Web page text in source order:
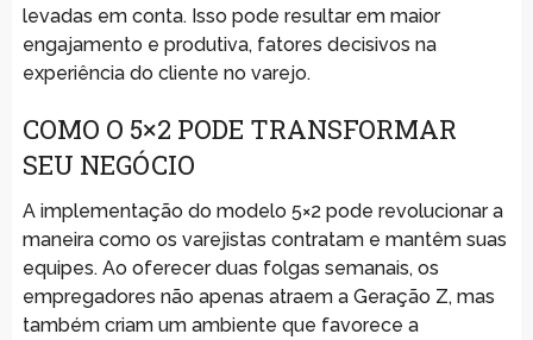
levadas em conta. Isso pode resultar em maior
engajamento e produtiva, fatores decisivos na
experiência do cliente no varejo.
COMO O 5×2 PODE TRANSFORMAR
SEU NEGÓCIO
A implementação do modelo 5×2 pode revolucionar a
maneira como os varejistas contratam e mantêm suas
equipes. Ao oferecer duas folgas semanais, os
empregadores não apenas atraem a Geração Z, mas
também criam um ambiente que favorece a